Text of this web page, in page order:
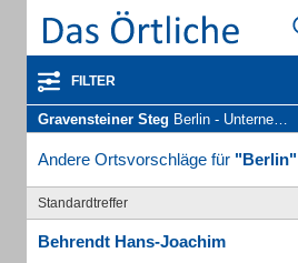
FILTER
Gravensteiner Steg Berlin - Unternehmen und Personen
Andere Ortsvorschläge für "Berlin"
Standardtreffer
Behrendt Hans-Joachim